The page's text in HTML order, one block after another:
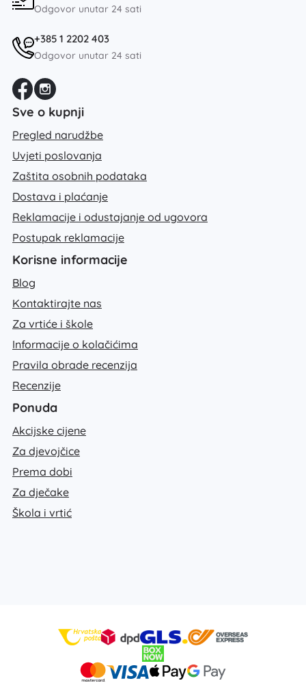
Odgovor unutar 24 sati
+385 1 2202 403
Odgovor unutar 24 sati
Sve o kupnji
Pregled narudžbe
Uvjeti poslovanja
Zaštita osobnih podataka
Dostava i plaćanje
Reklamacije i odustajanje od ugovora
Postupak reklamacije
Korisne informacije
Blog
Kontaktirajte nas
Za vrtiće i škole
Informacije o kolačićima
Pravila obrade recenzija
Recenzije
Ponuda
Akcijske cijene
Za djevojčice
Prema dobi
Za dječake
Škola i vrtić